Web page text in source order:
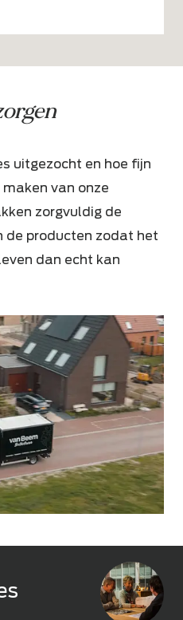
uitgezocht en hoe fijn
van onze
zorgvuldig de
de producten zodat het
dan echt kan